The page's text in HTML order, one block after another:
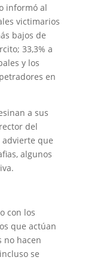
informó al
victimarios
bajos de
33,3% a
y los
en
a sus
del
advierte que
algunos
con los
que actúan
no hacen
se